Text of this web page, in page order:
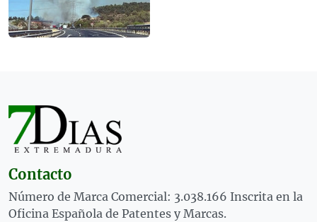
Contacto
Número de Marca Comercial: 3.038.166 Inscrita en la
Oficina Española de Patentes y Marcas.